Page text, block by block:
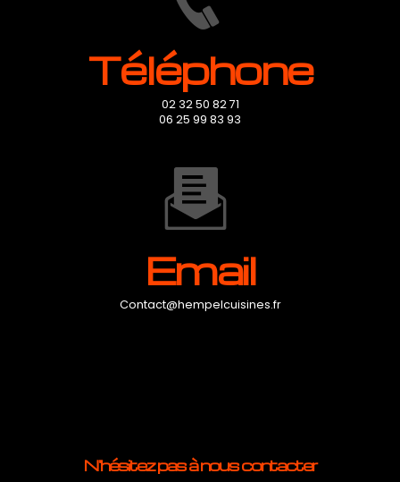
Téléphone
02 32 50 82 71
06 25 99 83 93
Email
contact@hempelcuisines.fr
N'hésitez pas à nous contacter